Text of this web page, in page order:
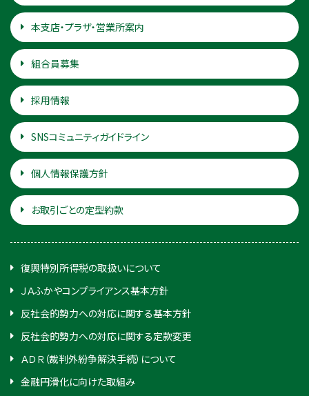
本支店・プラザ・営業所案内
組合員募集
採用情報
SNSコミュニティガイドライン
個人情報保護方針
お取引ごとの定型約款
復興特別所得税の取扱いについて
ＪＡふかやコンプライアンス基本方針
反社会的勢力への対応に関する基本方針
反社会的勢力への対応に関する定款変更
ＡＤＲ（裁判外紛争解決手続）について
金融円滑化に向けた取組み